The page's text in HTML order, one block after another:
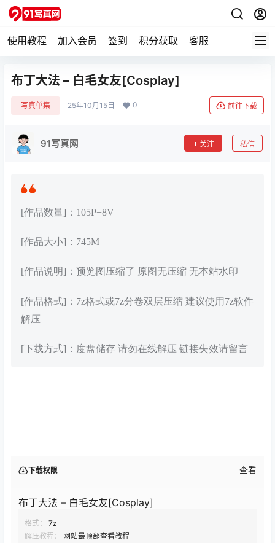
使用教程 加入会员 签到 积分获取 客服
布丁大法 – 白毛女友[Cosplay]
写真单集 25年10月15日 0 前往下载
91写真网 关注 私信
[作品数量]：105P+8V
[作品大小]：745M
[作品说明]：预览图压缩了 原图无压缩 无本站水印
[作品格式]：7z格式或7z分卷双层压缩 建议使用7z软件
解压
[下载方式]：度盘储存 请勿在线解压 链接失效请留言
下载权限 查看
布丁大法 – 白毛女友[Cosplay]
格式：
7z
解压教程：
网站最顶部查看教程